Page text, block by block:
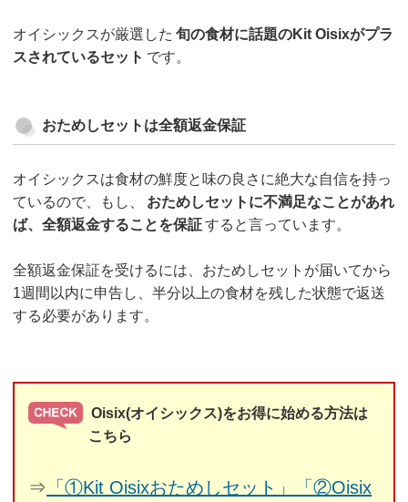
オイシックスが厳選した 旬の食材に話題のKit Oisixがプラ
スされているセット です。
おためしセットは全額返金保証
オイシックスは食材の鮮度と味の良さに絶大な自信を持っ
ているので、もし、
おためしセットに不満足なことがあれ
ば、全額返金することを保証すると言っています。
全額返金保証を受けるには、おためしセットが届いてから
1週間以内に申告し、半分以上の食材を残した状態で返送
する必要があります。
Oisix(オイシックス)をお得に始める方法は
こちら
⇒ 「①Kit Oisixおためしセット」「②Oisix